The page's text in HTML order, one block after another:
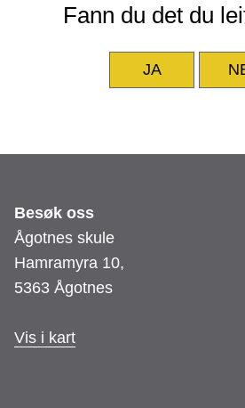
Fann du det du
JA
Besøk oss
Ågotnes skule
Hamramyra 10,
5363 Ågotnes
Vis i kart